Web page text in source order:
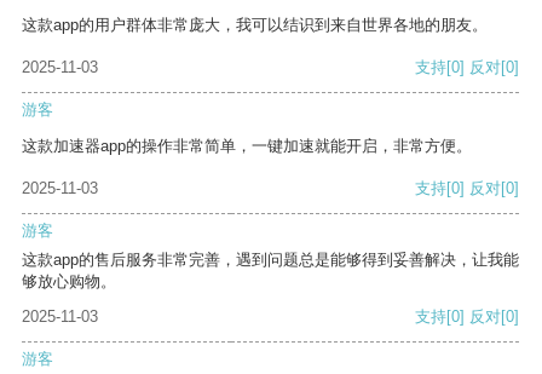
这款app的用户群体非常庞大，我可以结识到来自世界各地的朋友。
2025-11-03 支持[0] 反对[0]
游客
这款加速器app的操作非常简单，一键加速就能开启，非常方便。
2025-11-03 支持[0] 反对[0]
游客
这款app的售后服务非常完善，遇到问题总是能够得到妥善解决，让我能
够放心购物。
2025-11-03
支持[0] 反对[0]
游客